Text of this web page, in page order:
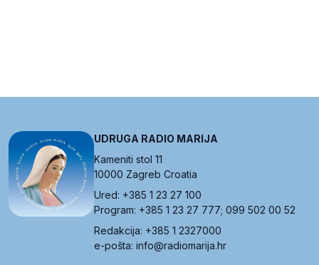
UDRUGA RADIO MARIJA
Kameniti stol 11
10000 Zagreb Croatia
Ured: +385 1 23 27 100
Program: +385 1 23 27 777; 099 502 00 52
Redakcija: +385 1 2327000
e-pošta: info@radiomarija.hr